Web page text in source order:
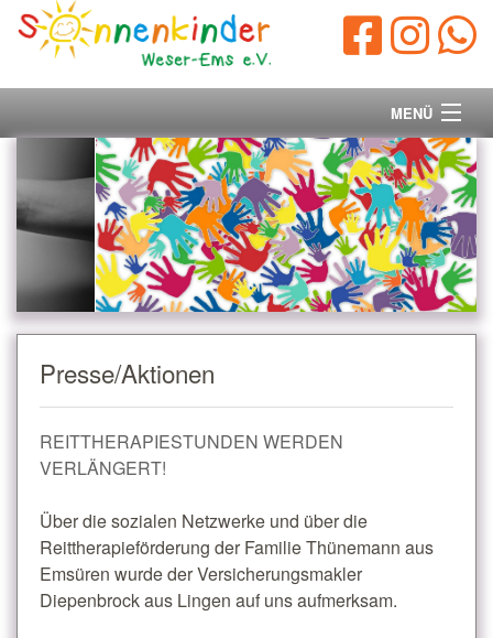
MENÜ
Startseite
Vorstand
Unsere Ziele
Ihre Spende
Kontakt
Presse/Aktionen
REITTHERAPIESTUNDEN WERDEN
VERLÄNGERT!
Über die sozialen Netzwerke und über die
Reittherapieförderung der Familie Thünemann aus
Emsüren wurde der Versicherungsmakler
Diepenbrock aus Lingen auf uns aufmerksam.